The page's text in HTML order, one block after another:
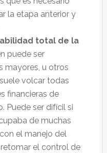
la etapa anterior y
total de la
puede ser
mayores, u otros
volcar todas
financieras de
Puede ser difícil si
de muchas
el manejo del
el control de